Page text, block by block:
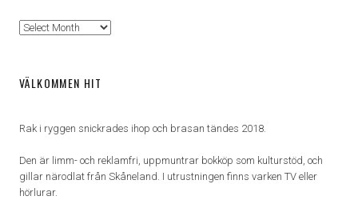
Arkiv
VÄLKOMMEN HIT
Rak i ryggen snickrades ihop och brasan tändes 2018.
Den är limm- och reklamfri, uppmuntrar bokköp som kulturstöd, och
gillar närodlat från Skåneland. I utrustningen finns varken TV eller
hörlurar.